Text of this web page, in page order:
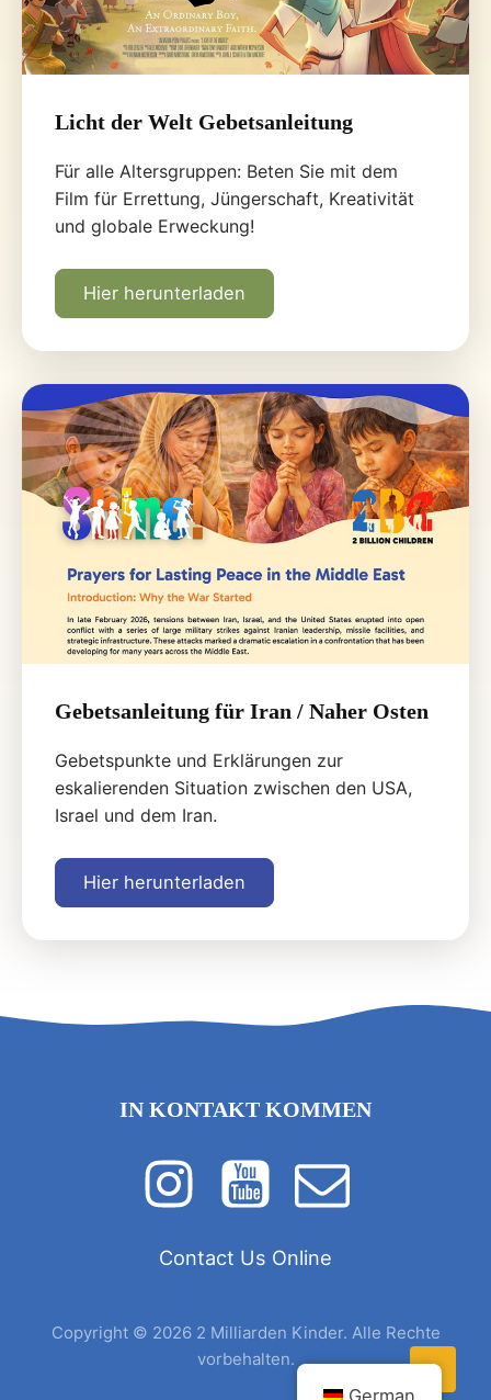
Licht der Welt Gebetsanleitung
Für alle Altersgruppen: Beten Sie mit dem
Film für Errettung, Jüngerschaft, Kreativität
und globale Erweckung!
Hier herunterladen
Gebetsanleitung für Iran / Naher Osten
Gebetspunkte und Erklärungen zur
eskalierenden Situation zwischen den USA,
Israel und dem Iran.
Hier herunterladen
IN KONTAKT KOMMEN
Contact Us Online
Copyright © 2026 2 Milliarden Kinder. Alle Rechte
vorbehalten.
German